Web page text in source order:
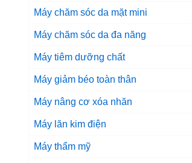
Máy chăm sóc da mặt mini
Máy chăm sóc da đa năng
Máy tiêm dưỡng chất
Máy giảm béo toàn thân
Máy nâng cơ xóa nhăn
Máy lăn kim điện
Máy thẩm mỹ